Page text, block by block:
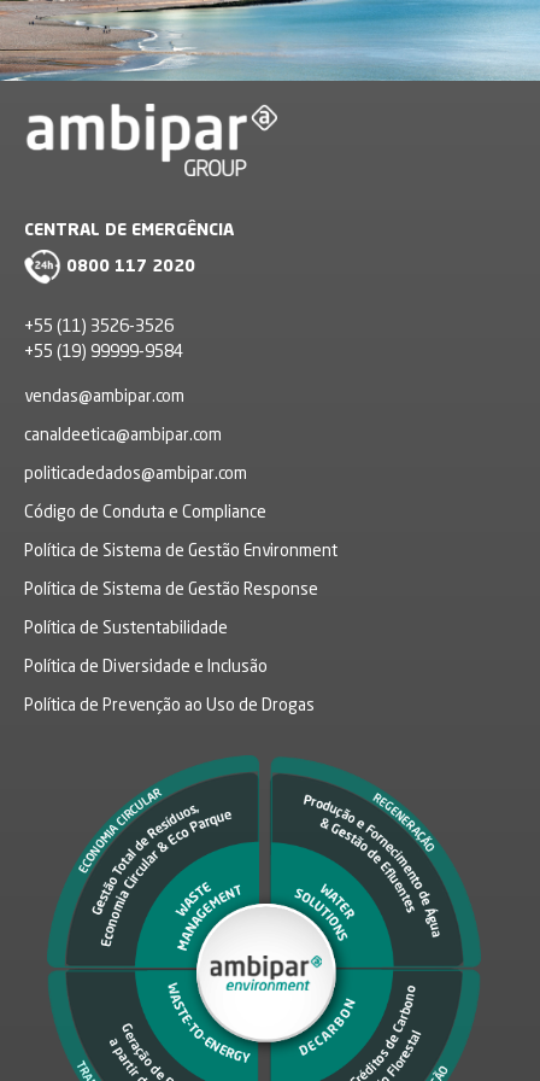
CENTRAL DE EMERGÊNCIA
0800 117 2020
+55 (11) 3526-3526
+55 (19) 99999-9584
vendas@ambipar.com
canaldeetica@ambipar.com
politicadedados@ambipar.com
Código de Conduta e Compliance
Política de Sistema de Gestão Environment
Política de Sistema de Gestão Response
Política de Sustentabilidade
Política de Diversidade e Inclusão
Política de Prevenção ao Uso de Drogas